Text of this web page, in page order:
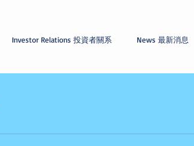
Investor Relations 投資者關系 News 最新消息